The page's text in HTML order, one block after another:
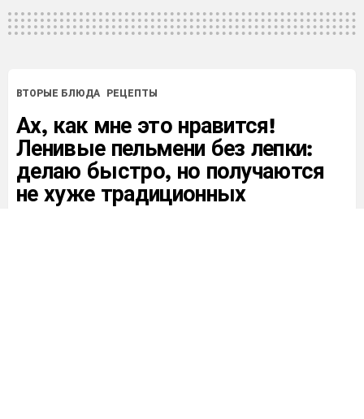
ВТОРЫЕ БЛЮДА РЕЦЕПТЫ
Ах, как мне это нравится!
Ленивые пельмени без лепки:
делаю быстро, но получаются
не хуже традиционных